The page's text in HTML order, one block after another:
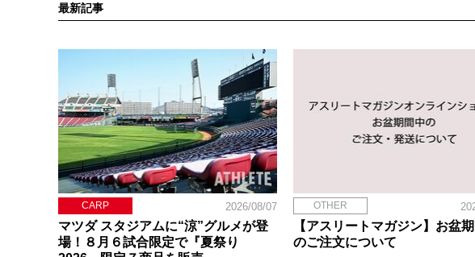
最新記事
CARP 2026/08/07
マツダ スタジアムに“涼”グルメが登
場！８月６試合限定で『夏祭り
OTHER
【アスリートマガジン】お盆
のご注文について